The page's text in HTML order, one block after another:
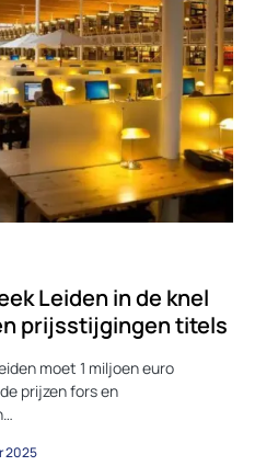
Leiden in de knel
prijsstijgingen titels
moet 1 miljoen euro
prijzen fors en
2025